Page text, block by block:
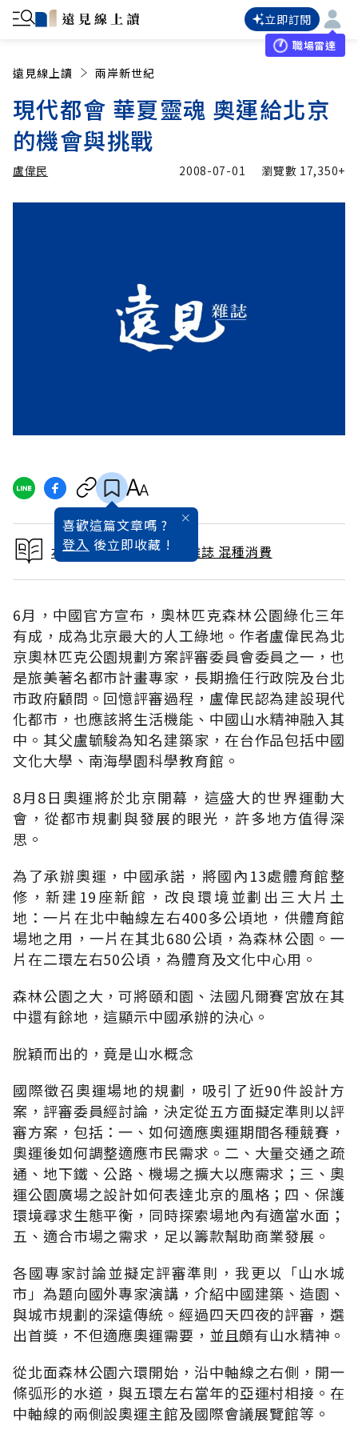
立即訂閱
職場雷達
遠見線上讀 兩岸新世紀
現代都會 華夏靈魂 奧運給北京
的機會與挑戰
盧偉民 2008-07-01 瀏覽數 17,350+
喜歡這篇文章嗎 ?
登入 後立即收藏 !
本文出自 2008 / 7月號雜誌 混種消費
6月，中國官方宣布，奧林匹克森林公園綠化三年
有成，成為北京最大的人工綠地。作者盧偉民為北
京奧林匹克公園規劃方案評審委員會委員之一，也
是旅美著名都市計畫專家，長期擔任行政院及台北
市政府顧問。回憶評審過程，盧偉民認為建設現代
化都市，也應該將生活機能、中國山水精神融入其
中。其父盧毓駿為知名建築家，在台作品包括中國
文化大學、南海學園科學教育館。
8月8日奧運將於北京開幕，這盛大的世界運動大
會，從都市規劃與發展的眼光，許多地方值得深
思。
為了承辦奧運，中國承諾，將國內13處體育館整
修，新建19座新館，改良環境並劃出三大片土
地：一片在北中軸線左右400多公頃地，供體育館
場地之用，一片在其北680公頃，為森林公園。一
片在二環左右50公頃，為體育及文化中心用。
森林公園之大，可將頤和園、法國凡爾賽宮放在其
中還有餘地，這顯示中國承辦的決心。
脫穎而出的，竟是山水概念
國際徵召奧運場地的規劃，吸引了近90件設計方
案，評審委員經討論，決定從五方面擬定準則以評
審方案，包括：一、如何適應奧運期間各種競賽，
奧運後如何調整適應市民需求。二、大量交通之疏
通、地下鐵、公路、機場之擴大以應需求；三、奧
運公園廣場之設計如何表達北京的風格；四、保護
環境尋求生態平衡，同時探索場地內有適當水面；
五、適合市場之需求，足以籌款幫助商業發展。
各國專家討論並擬定評審準則，我更以「山水城
市」為題向國外專家演講，介紹中國建築、造園、
與城市規劃的深遠傳統。經過四天四夜的評審，選
出首獎，不但適應奧運需要，並且頗有山水精神。
從北面森林公園六環開始，沿中軸線之右側，開一
條弧形的水道，與五環左右當年的亞運村相接。在
中軸線的兩側設奧運主館及國際會議展覽館等。